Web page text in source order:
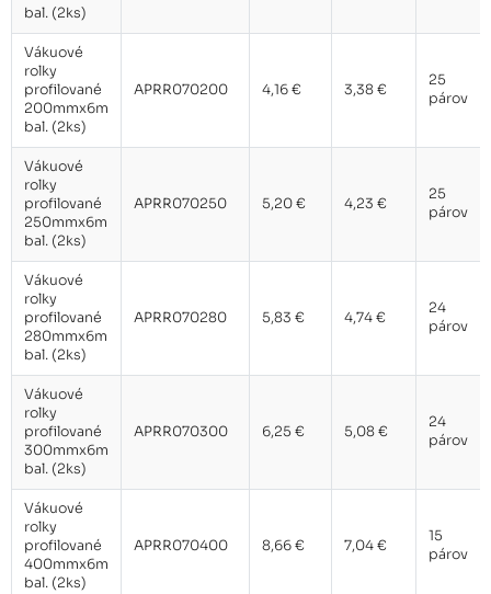
bal. (2ks)
Vákuové
rolky
profilované
200mmx6m
bal. (2ks)
APRR070200 4,16 € 3,38 €
25
párov
Vákuové
rolky
profilované
250mmx6m
bal. (2ks)
APRR070250 5,20 € 4,23 €
25
párov
Vákuové
rolky
profilované
280mmx6m
bal. (2ks)
APRR070280 5,83 € 4,74 €
24
párov
Vákuové
rolky
profilované
300mmx6m
bal. (2ks)
APRR070300 6,25 € 5,08 €
24
párov
Vákuové
rolky
profilované
400mmx6m
bal. (2ks)
APRR070400 8,66 € 7,04 €
15
párov